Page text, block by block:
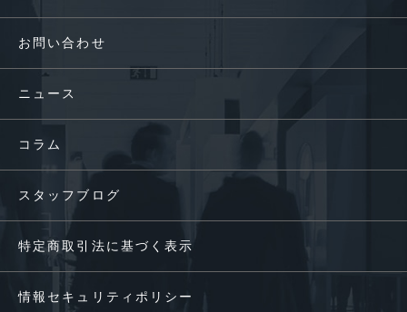
お問い合わせ
ニュース
コラム
スタッフブログ
特定商取引法に基づく表示
情報セキュリティポリシー